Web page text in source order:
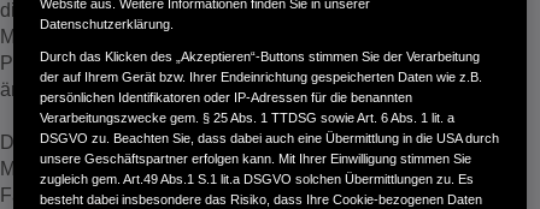
dieselben bleiben: „Ob mit Verbrenner oder E-Motor, ein
Motorrad fährt immer auf zwei Rädern. Die grundlegenden
Prinzipien beim Beschleunigen, Bremsen und Kurvenfahren
ändern sich deshalb nicht.“
Das über Jahrzehnte gesammelte konstruktive Wissen im
Motorradbau– etwa punkto Massenzentralisierung,
Fahrwerksbalance, intuitive Gasannahme etc. – floss folglich
Website aus. Weitere Informationen finden Sie in unserer
Datenschutzerklärung.
Durch das Klicken des „Akzeptieren“-Buttons stimmen Sie der Verarbeitung
der auf Ihrem Gerät bzw. Ihrer Endeinrichtung gespeicherten Daten wie z.B.
persönlichen Identifikatoren oder IP-Adressen für die benannten
Verarbeitungszwecke gem. § 25 Abs. 1 TTDSG sowie Art. 6 Abs. 1 lit. a
DSGVO zu. Beachten Sie, dass dabei auch eine Übermittlung in die USA durch
unsere Geschäftspartner erfolgen kann. Mit Ihrer Einwilligung stimmen Sie
zugleich gem. Art.49 Abs.1 S.1 lit.a DSGVO solchen Übermittlungen zu. Es
besteht dabei insbesondere das Risiko, dass Ihre Cookie-bezogenen Daten